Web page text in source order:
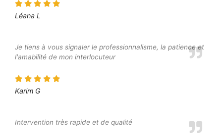
Léana L
Je tiens à vous signaler le professionnalisme, la patience et
l'amabilité de mon interlocuteur
Karim G
Intervention très rapide et de qualité